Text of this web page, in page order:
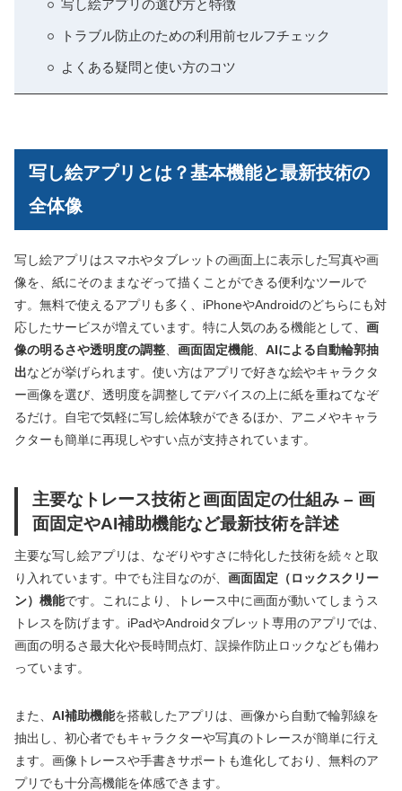
写し絵アプリの選び方と特徴
トラブル防止のための利用前セルフチェック
よくある疑問と使い方のコツ
写し絵アプリとは？基本機能と最新技術の
全体像
写し絵アプリはスマホやタブレットの画面上に表示した写真や画
像を、紙にそのままなぞって描くことができる便利なツールで
す。無料で使えるアプリも多く、iPhoneやAndroidのどちらにも対
応したサービスが増えています。特に人気のある機能として、 画
像の明るさや透明度の調整
画面固定機能、 AIによる自動輪郭抽
出などが挙げられます。使い方はアプリで好きな絵やキャラクタ
ー画像を選び、透明度を調整してデバイスの上に紙を重ねてなぞ
るだけ。自宅で気軽に写し絵体験ができるほか、アニメやキャラ
クターも簡単に再現しやすい点が支持されています。
主要なトレース技術と画面固定の仕組み – 画
面固定やAI補助機能など最新技術を詳述
主要な写し絵アプリは、なぞりやすさに特化した技術を続々と取
り入れています。中でも注目なのが、 画面固定（ロックスクリー
ン）機能です。これにより、トレース中に画面が動いてしまうス
トレスを防げます。iPadやAndroidタブレット専用のアプリでは、
画面の明るさ最大化や長時間点灯、誤操作防止ロックなども備わ
っています。
また、 AI補助機能を搭載したアプリは、画像から自動で輪郭線を
抽出し、初心者でもキャラクターや写真のトレースが簡単に行え
ます。画像トレースや手書きサポートも進化しており、無料のア
プリでも十分高機能を体感できます。